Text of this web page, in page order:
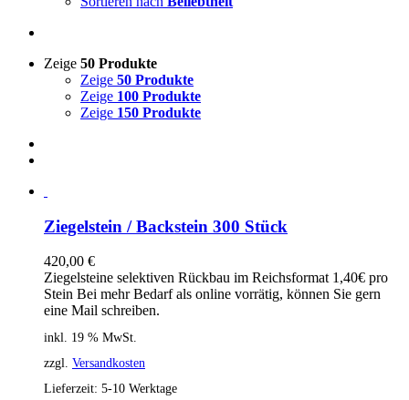
Zeige 50 Produkte
Zeige 50 Produkte
Zeige 100 Produkte
Zeige 150 Produkte
Ziegelstein / Backstein 300 Stück
420,00 €
Ziegelsteine selektiven Rückbau im Reichsformat 1,40€ pro
Stein Bei mehr Bedarf als online vorrätig, können Sie gern
eine Mail schreiben.
inkl. 19 % MwSt.
zzgl. Versandkosten
Lieferzeit: 5-10 Werktage